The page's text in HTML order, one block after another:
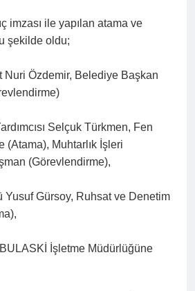
imzası ile yapılan atama ve
şekilde oldu;
Nuri Özdemir, Belediye Başkan
Selçuk Türkmen, Fen
(Atama), Muhtarlık İşleri
(Görevlendirme),
Yusuf Gürsoy, Ruhsat ve Denetim
İşletme Müdürlüğüne